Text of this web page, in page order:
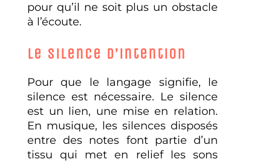
pour qu’il ne soit plus un obstacle
à l’écoute.
Le silence d’intention
Pour que le langage signifie, le
silence est nécessaire. Le silence
est un lien, une mise en relation.
En musique, les silences disposés
entre des notes font partie d’un
tissu qui met en relief les sons